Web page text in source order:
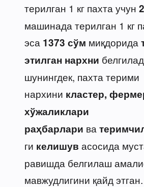
терилган 1 кг пахта учун
машинада терилган 1 кг
эса 1373 сўм миқдорида
этилган нархни
шунингдек, пахта терими
нархини кластер,
хўжаликлари
раҳбарлари ва
ги келишув асосида
равишда белгилаш
мавжудлигини қайд этган.